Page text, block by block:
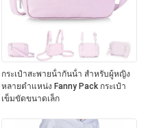
กระเป๋าสะพายน้ํากันน้ํา สําหรับผู้หญิง
หลายตําแหน่ง Fanny Pack กระเป๋า
เข็มขัดขนาดเล็ก